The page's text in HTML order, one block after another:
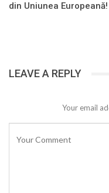
din Uniunea Europeană!
LEAVE A REPLY
Your email